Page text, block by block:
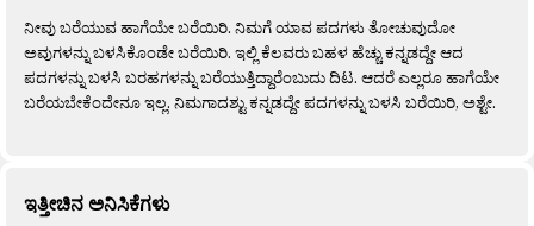
ನೀವು ಬರೆಯುವ ಹಾಗೆಯೇ ಬರೆಯಿರಿ. ನಿಮಗೆ ಯಾವ ಪದಗಳು ತೋಚುವುದೋ
ಅವುಗಳನ್ನು ಬಳಸಿಕೊಂಡೇ ಬರೆಯಿರಿ. ಇಲ್ಲಿ ಕೆಲವರು ಬಹಳ ಹೆಚ್ಚು ಕನ್ನಡದ್ದೇ ಆದ
ಪದಗಳನ್ನು ಬಳಸಿ ಬರಹಗಳನ್ನು ಬರೆಯುತ್ತಿದ್ದಾರೆಂಬುದು ದಿಟ. ಆದರೆ ಎಲ್ಲರೂ ಹಾಗೆಯೇ
ಬರೆಯಬೇಕೆಂದೇನೂ ಇಲ್ಲ. ನಿಮಗಾದಶ್ಟು ಕನ್ನಡದ್ದೇ ಪದಗಳನ್ನು ಬಳಸಿ ಬರೆಯಿರಿ, ಅಶ್ಟೇ.
ಇತ್ತೀಚಿನ ಅನಿಸಿಕೆಗಳು